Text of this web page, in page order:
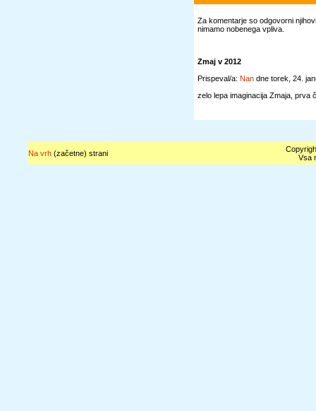
Za komentarje so odgovorni
nimamo nobenega vpliva.
Zmaj v 2012
Prispeval/a: Nan dne torek, 24.
zelo lepa imaginacija Zmaja, prva
Na vrh(začetne) strani
Vsa